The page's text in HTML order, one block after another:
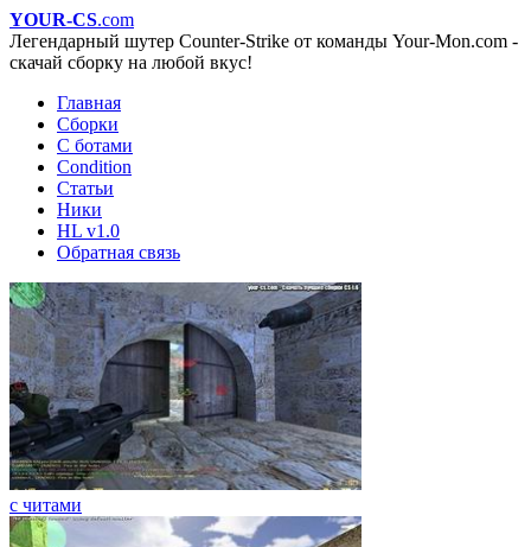
YOUR-CS.com
Легендарный шутер Counter-Strike от команды Your-Mon.com -
скачай сборку на любой вкус!
Главная
Сборки
С ботами
Condition
Статьи
Ники
HL v1.0
Обратная связь
с читами